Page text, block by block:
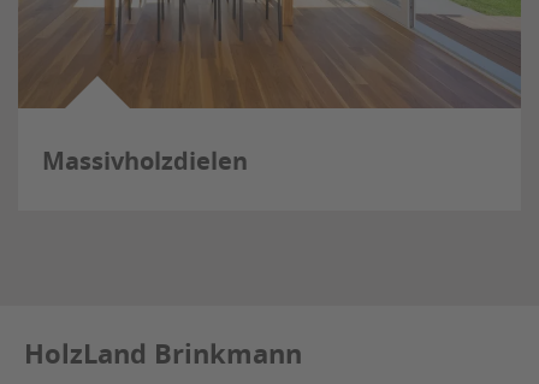
Massivholzdielen
HolzLand Brinkmann